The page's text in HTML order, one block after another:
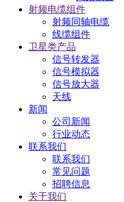
射频电缆组件
射频同轴电缆
线缆组件
卫星类产品
信号转发器
信号模拟器
信号放大器
天线
新闻
公司新闻
行业动态
联系我们
联系我们
常见问题
招聘信息
关于我们